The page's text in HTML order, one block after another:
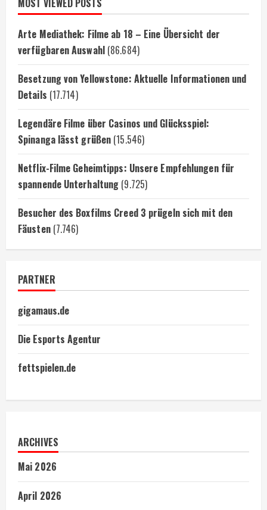
MOST VIEWED POSTS
Arte Mediathek: Filme ab 18 – Eine Übersicht der
verfügbaren Auswahl (86.684)
Besetzung von Yellowstone: Aktuelle Informationen und
Details (17.714)
Legendäre Filme über Casinos und Glücksspiel:
Spinanga lässt grüßen (15.546)
Netflix-Filme Geheimtipps: Unsere Empfehlungen für
spannende Unterhaltung (9.725)
Besucher des Boxfilms Creed 3 prügeln sich mit den
Fäusten (7.746)
PARTNER
gigamaus.de
Die Esports Agentur
fettspielen.de
ARCHIVES
Mai 2026
April 2026